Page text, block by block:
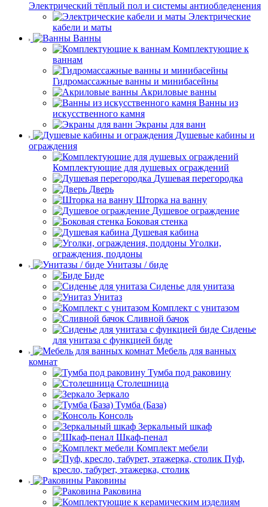
Электрический тёплый пол и системы антиобледенения
Электрические
кабели и маты
Ванны
Комплектующие к
ваннам
Гидромассажные ванны и минибасейны
Акриловые ванны
Ванны из
искусственного камня
Экраны для ванн
Душевые кабины и
ограждения
Комплектующие для душевых ограждений
Душевая перегородка
Дверь
Шторка на ванну
Душевое ограждение
Боковая стенка
Душевая кабина
Уголки,
ограждения, поддоны
Унитазы / биде
Биде
Сиденье для унитаза
Унитаз
Комплект с унитазом
Сливной бачок
Сиденье
для унитаза с функцией биде
Мебель для ванных
комнат
Тумба под раковину
Столешница
Зеркало
Тумба (База)
Консоль
Зеркальный шкаф
Шкаф-пенал
Комплект мебели
Пуф,
кресло, табурет, этажерка, столик
Раковины
Раковина